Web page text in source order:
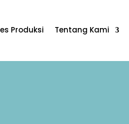
Produksi Tentang Kami